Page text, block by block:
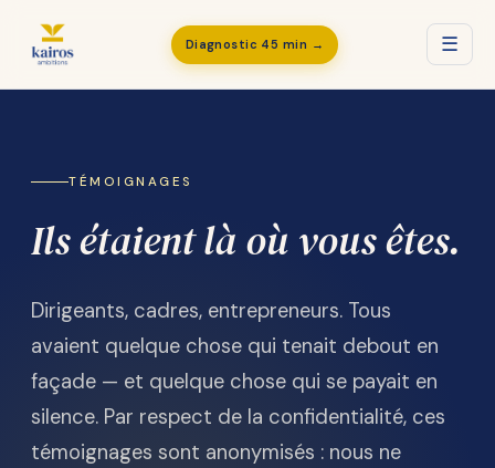
Diagnostic 45 min → ☰
TÉMOIGNAGES
Ils étaient là où vous êtes.
Dirigeants, cadres, entrepreneurs. Tous
avaient quelque chose qui tenait debout en
façade — et quelque chose qui se payait en
silence. Par respect de la confidentialité, ces
témoignages sont anonymisés : nous ne